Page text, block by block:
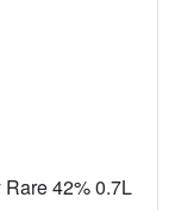
42% 0.7L